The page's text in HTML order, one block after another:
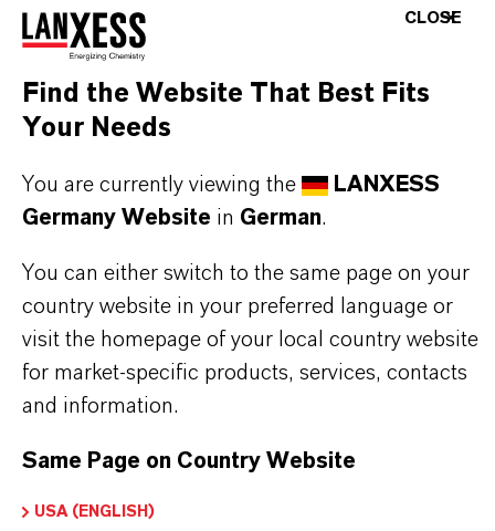
PRODUKTINFORMATIONEN
PRODUKTANWENDUNGEN
PRODUKTDATENBLÄTTER
Hier können die Produktdatenblätter
CLOSE
Find the Website That Best Fits
Your Needs
You are currently viewing the
LANXESS
Germany Website in German.
You can either switch to the same page on your
country website in your preferred language or
visit the homepage of your local country website
for market-specific products, services, contacts
and information.
Same Page on Country Website
USA (ENGLISH)